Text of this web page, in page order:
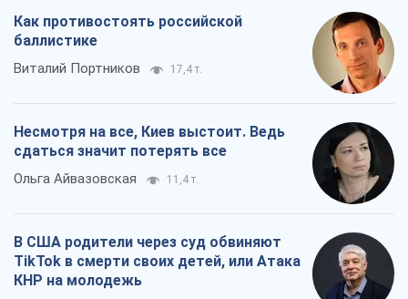
Как противостоять российской
баллистике
Виталий Портников 17,4 т.
Несмотря на все, Киев выстоит. Ведь
сдаться значит потерять все
Ольга Айвазовская 11,4 т.
В США родители через суд обвиняют
TikTok в смерти своих детей, или Атака
КНР на молодежь